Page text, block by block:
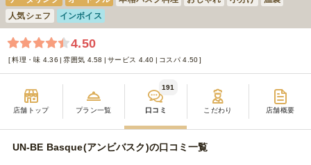
人気シェフ
インボイス
4.50
料理・味 4.36 雰囲気 4.58 サービス 4.40 コスパ 4.50
店舗トップ プラン一覧 口コミ
191
こだわり 店舗概要
UN-BE Basque(アンビバスク)の口コミ一覧